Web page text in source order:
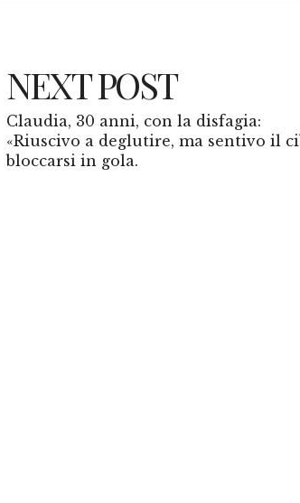
NEXT POST
Claudia, 30 anni, con la disfagia:
«Riuscivo a deglutire, ma sentivo il
bloccarsi in gola.